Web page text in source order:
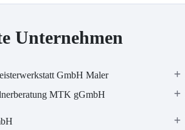
Unternehmen
GmbH Maler
MTK gGmbH